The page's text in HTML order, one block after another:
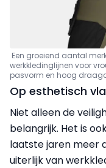
Een groeiend aantal
werkkledinglijnen voor
pasvorm en hoog
Op esthetisch
Niet alleen de
belangrijk. Het is
laatste jaren meer
uiterlijk van